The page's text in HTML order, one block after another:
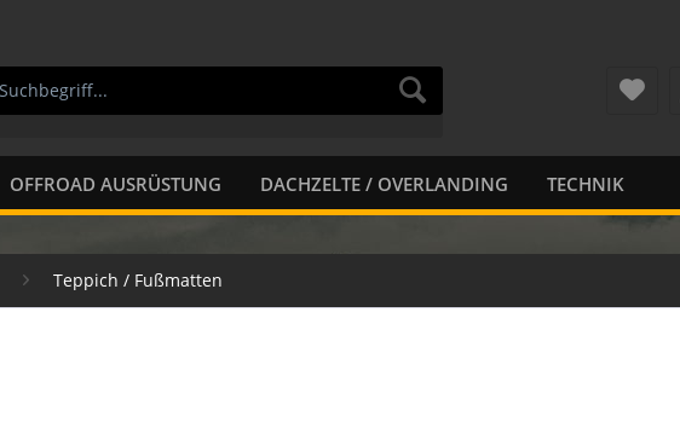
OFFROAD AUSRÜSTUNG DACHZELTE / OVERLANDING TECHNIK
Teppich / Fußmatten